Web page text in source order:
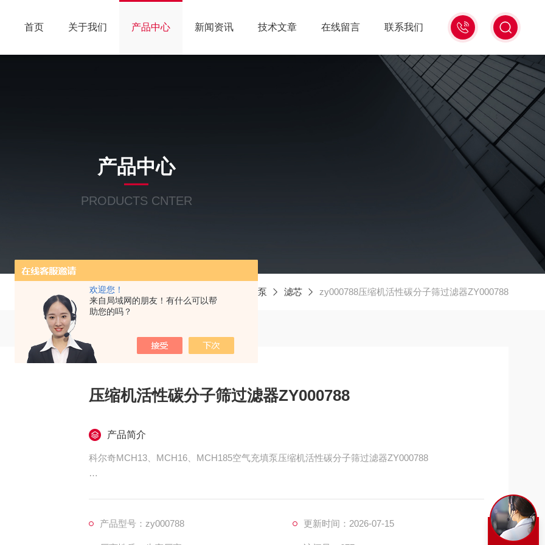
欢迎您！
来自局域网的朋友！有什么可以帮
助您的吗？
15006471345
首页 关于我们 产品中心 新闻资讯 技术文章 在线留言 联系我们
产品中心
PRODUCTS CNTER
首页 科尔奇呼吸空气充气泵 滤芯 zy000788压缩机活性碳分子筛过滤器ZY000788
压缩机活性碳分子筛过滤器ZY000788
产品简介
科尔奇MCH13、MCH16、MCH185空气充填泵压缩机活性碳分子筛过滤器ZY000788
间的计算根据下面的表格。
产品型号：zy000788 更新时间：2026-07-15